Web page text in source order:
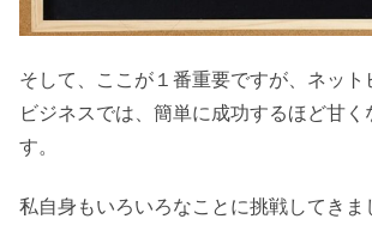
そして、ここが１番重要ですが、ネット
ビジネスでは、簡単に成功するほど甘
す。
私自身もいろいろなことに挑戦してきま